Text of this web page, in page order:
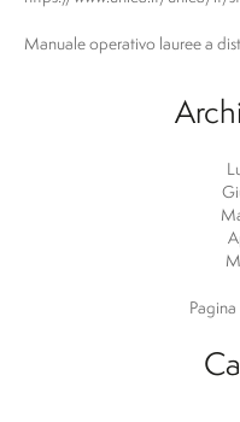
Manuale operativo lauree a